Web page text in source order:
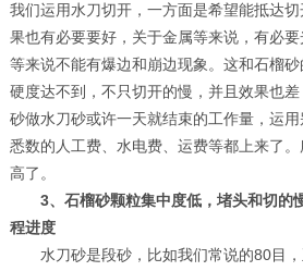
我们运用水刀切开，一方面是希望能抵达
果也有必要要好，关于金属等来说，有必
等来说不能有爆边和崩边现象。这和石榴
硬度达不到，不只切开的慢，并且效果也
砂做水刀砂或许一天就结束的工作量，运用
悉数的人工费、水电费、运费等都上来了
高了。
3、石榴砂颗粒集中度低，堵头和切的
程进度
水刀砂是段砂，比如我们常说的80目